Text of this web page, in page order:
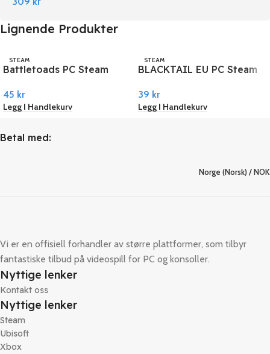
Lignende Produkter
STEAM
Battletoads PC Steam
45 kr
Legg I Handlekurv
STEAM
BLACKTAIL EU PC Steam
39 kr
Legg I Handlekurv
Betal med:
Norge (Norsk) / NOK
Vi er en offisiell forhandler av større plattformer, som tilbyr
fantastiske tilbud på videospill for PC og konsoller.
Nyttige lenker
Kontakt oss
Nyttige lenker
Steam
Ubisoft
Xbox